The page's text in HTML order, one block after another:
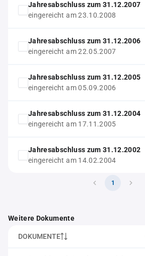
Jahresabschluss zum 31.12.2007
eingereicht am 23.10.2008
Jahresabschluss zum 31.12.2006
eingereicht am 22.05.2007
Jahresabschluss zum 31.12.2005
eingereicht am 05.09.2006
Jahresabschluss zum 31.12.2004
eingereicht am 17.11.2005
Jahresabschluss zum 31.12.2002
eingereicht am 14.02.2004
1
Weitere Dokumente
DOKUMENTE